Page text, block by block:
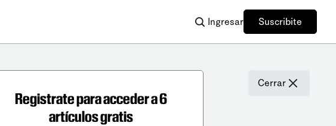
Ingresar Suscribite
Cerrar
Registrate para acceder a 6
artículos gratis